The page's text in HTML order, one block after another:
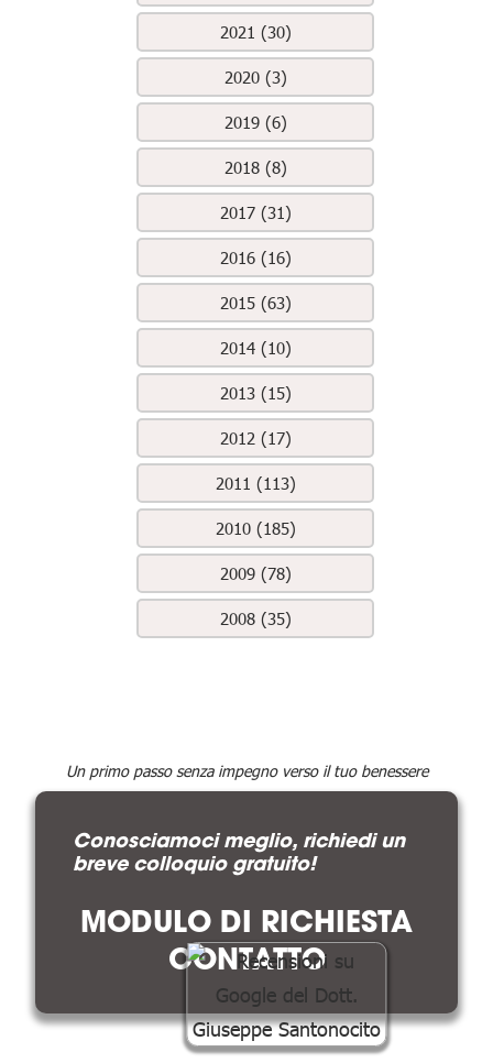
2021 (30)
2020 (3)
2019 (6)
2018 (8)
2017 (31)
2016 (16)
2015 (63)
2014 (10)
2013 (15)
2012 (17)
2011 (113)
2010 (185)
2009 (78)
2008 (35)
Un primo passo senza impegno verso il tuo benessere
Conosciamoci meglio, richiedi un
breve colloquio gratuito!
MODULO DI RICHIESTA
CONTATTO